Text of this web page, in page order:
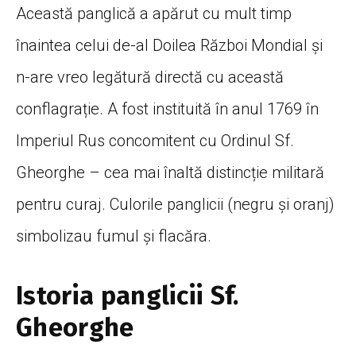
Această panglică a apărut cu mult timp
înaintea celui de-al Doilea Război Mondial și
n-are vreo legătură directă cu această
conflagrație. A fost instituită în anul 1769 în
Imperiul Rus concomitent cu Ordinul Sf.
Gheorghe – cea mai înaltă distincție militară
pentru curaj. Culorile panglicii (negru și oranj)
simbolizau fumul și flacăra.
Istoria panglicii Sf.
Gheorghe